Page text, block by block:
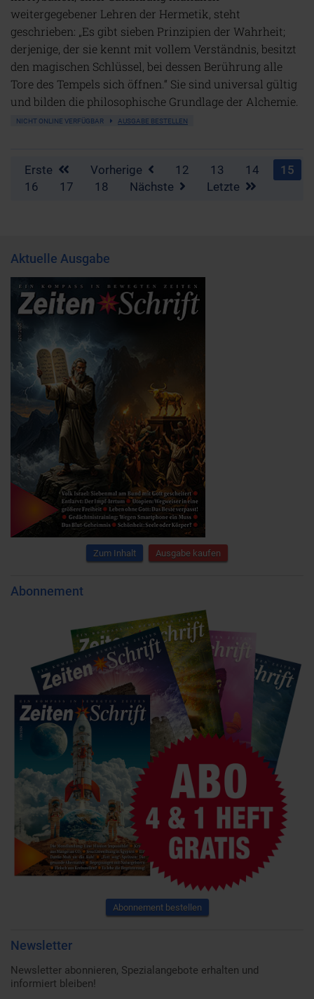
weitergegebener Lehren der Hermetik, steht
geschrieben: „Es gibt sieben Prinzipien der Wahrheit;
derjenige, der sie kennt mit vollem Verständnis, besitzt
den magischen Schlüssel, bei dessen Berührung alle
Tore des Tempels sich öffnen.“ Sie sind universal gültig
und bilden die philosophische Grundlage der Alchemie.
NICHT ONLINE VERFÜGBAR AUSGABE BESTELLEN
Erste Vorherige 12 13 14
15
16
17 18 Nächste Letzte
Aktuelle Ausgabe
Zum Inhalt Ausgabe kaufen
Abonnement
Abonnement bestellen
Newsletter
Newsletter abonnieren, Spezialangebote erhalten und
informiert bleiben!